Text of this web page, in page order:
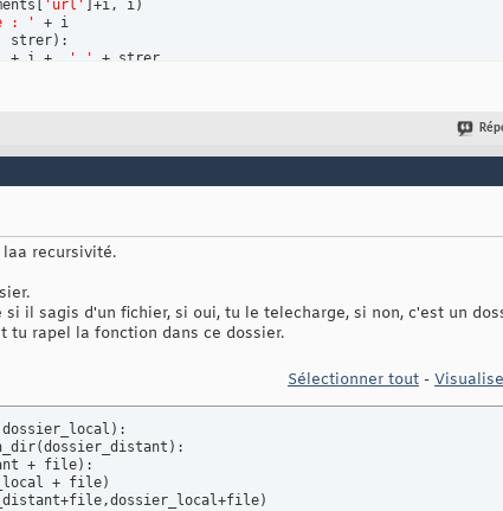
'url' +i, i)
: '
+ i
strer) :
+ i + ' '
+ strer
"store", help="Give an url to scan")
['url'])
, page)
arguments['url'
).read()
href="(.+?)"'
recursivité.
il sagis d'un fichier, si oui, tu le telecharge, si non, c'est un
tu rapel la fonction dans ce dossier.
Sélectionner tout -
) :
(dossier_distant ) :
+ file) :
+ file)
)